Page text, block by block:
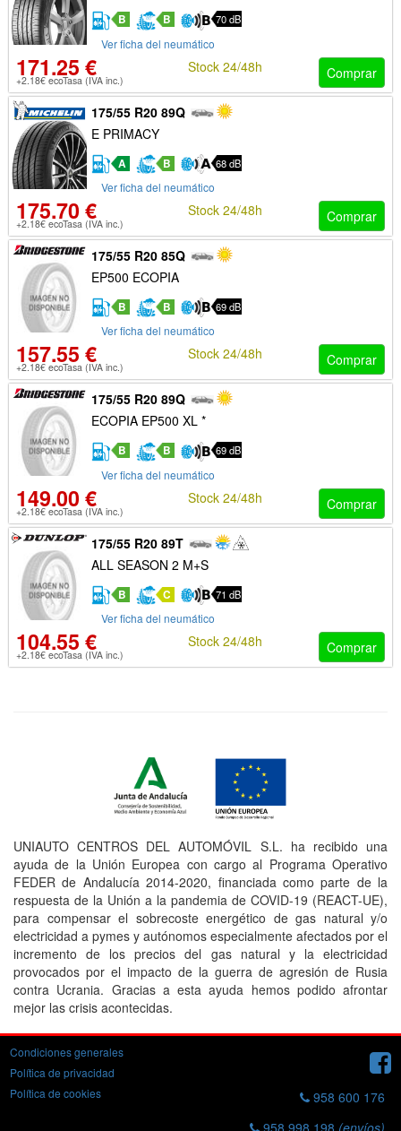
B B 70 dB
Ver ficha del neumático
171.25 €
+2.18€ ecoTasa (IVA inc.) Comprar
Stock 24/48h
175/55 R20 89Q
E PRIMACY
A B 68 dB
Ver ficha del neumático
175.70 €
+2.18€ ecoTasa (IVA inc.) Comprar
Stock 24/48h
175/55 R20 85Q
EP500 ECOPIA
B B 69 dB
Ver ficha del neumático
157.55 €
+2.18€ ecoTasa (IVA inc.) Comprar
Stock 24/48h
175/55 R20 89Q
ECOPIA EP500 XL *
B B 69 dB
Ver ficha del neumático
149.00 €
+2.18€ ecoTasa (IVA inc.) Comprar
Stock 24/48h
175/55 R20 89T
ALL SEASON 2 M+S
B C 71 dB
Ver ficha del neumático
104.55 €
+2.18€ ecoTasa (IVA inc.) Comprar
Stock 24/48h
UNIAUTO CENTROS DEL AUTOMÓVIL S.L. ha recibido una
ayuda de la Unión Europea con cargo al Programa Operativo
FEDER de Andalucía 2014-2020, financiada como parte de la
respuesta de la Unión a la pandemia de COVID-19 (REACT-UE),
para compensar el sobrecoste energético de gas natural y/o
electricidad a pymes y autónomos especialmente afectados por el
incremento de los precios del gas natural y la electricidad
provocados por el impacto de la guerra de agresión de Rusia
contra Ucrania. Gracias a esta ayuda hemos podido afrontar
mejor las crisis acontecidas.
Condiciones generales
Política de privacidad
Política de cookies
958 600 176